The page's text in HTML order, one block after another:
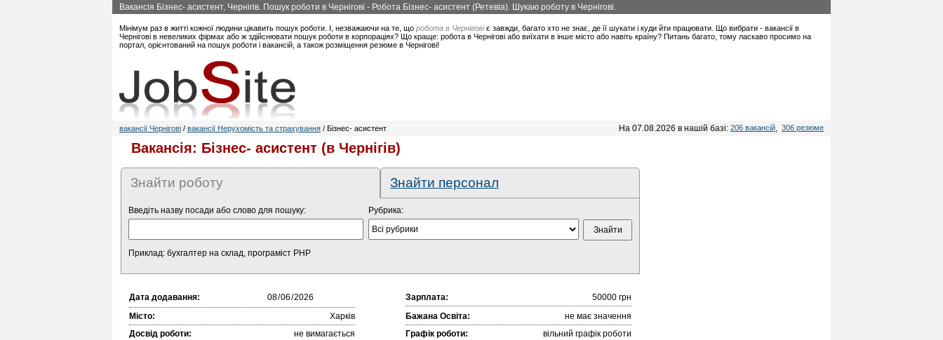
Вакансія Бізнес- асистент, Чернігів. Пошук роботи в Чернігові - Робота Бізнес- асистент (Ретевіа). Шукаю роботу в Чернігові.
Мінімум раз в житті кожної людини цікавить пошук роботи. І, незважаючи на те, що робота в Черніговіє завжди, багато хто не знає, де її шукати і куди йти працювати. Що вибрати - вакансії в
Чернігові в невеликих фірмах або ж здійснювати пошук роботи в корпораціях? Що краще: робота в Чернігові або виїхати в інше місто або навіть країну? Питань багато, тому ласкаво просимо на
портал, орієнтований на пошук роботи і вакансій, а також розміщення резюме в Чернігові!
вакансії Чернігові / вакансії Нерухомість та страхування / Бізнес- асистент На 07.08.2026 в нашій базі: 206 вакансій, 306 резюме
Вакансія: Бізнес- асистент (в Чернігів)
Знайти роботу Знайти персонал
Введіть назву посади або слово для пошуку:
Приклад: бухгалтер на склад, програміст PHP
Рубрика:
Дата додавання: Зарплата:
50000 грн
Місто:
Харків Бажана Освіта:
не має значення
Досвід роботи:
не вимагається Графік роботи: вільний графік роботи